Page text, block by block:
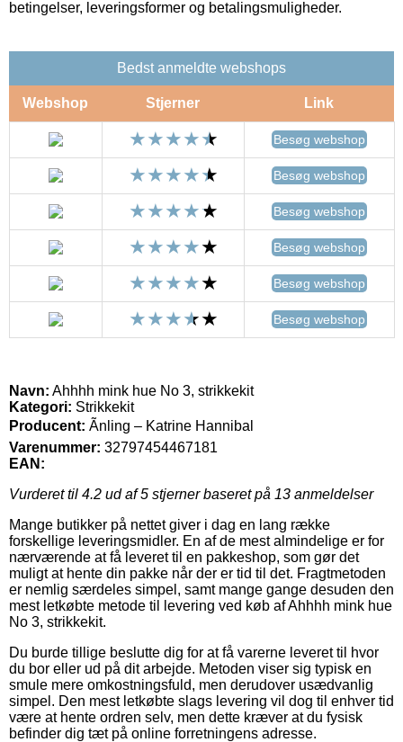
betingelser, leveringsformer og betalingsmuligheder.
Bedst anmeldte webshops
Webshop Stjerner Link
Besøg webshop
Besøg webshop
Besøg webshop
Besøg webshop
Besøg webshop
Besøg webshop
Navn: Ahhhh mink hue No 3, strikkekit
Kategori: Strikkekit
Producent: Ãnling – Katrine Hannibal
Varenummer: 32797454467181
EAN:
Vurderet til 4.2 ud af 5 stjerner baseret på 13 anmeldelser
Mange butikker på nettet giver i dag en lang række
forskellige leveringsmidler. En af de mest almindelige er for
nærværende at få leveret til en pakkeshop, som gør det
muligt at hente din pakke når der er tid til det. Fragtmetoden
er nemlig særdeles simpel, samt mange gange desuden den
mest letkøbte metode til levering ved køb af Ahhhh mink hue
No 3, strikkekit.
Du burde tillige beslutte dig for at få varerne leveret til hvor
du bor eller ud på dit arbejde. Metoden viser sig typisk en
smule mere omkostningsfuld, men derudover usædvanlig
simpel. Den mest letkøbte slags levering vil dog til enhver tid
være at hente ordren selv, men dette kræver at du fysisk
befinder dig tæt på online forretningens adresse.